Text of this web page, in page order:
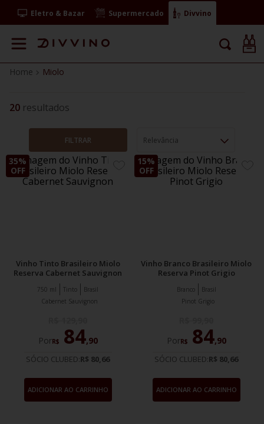
Eletro & Bazar Supermercado Divvino
Miolo
20
FILTRAR Relevância
35%
OFF
ADICIONE
Vinho Tinto Brasileiro Miolo
Reserva Cabernet Sauvignon
Tinto Brasil
750 ml
Cabernet Sauvignon
PorR$ 84,90
SÓCIO CLUBED:R$ 80,66
ADICIONAR AO CARRINHO
15%
OFF
Vinho Branco Brasileiro Miolo
Reserva Pinot Grigio
Branco
Brasil
Pinot Grigio
PorR$ 84,90
SÓCIO CLUBED:R$ 80,66
ADICIONAR AO CARRINHO